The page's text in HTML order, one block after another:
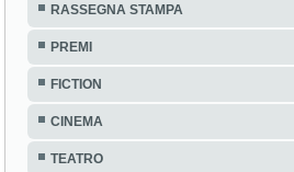
RASSEGNA STAMPA
PREMI
FICTION
CINEMA
TEATRO